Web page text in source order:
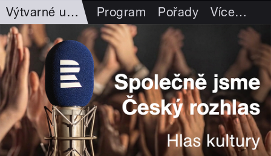
Výtvarné umění Program Pořady Více…